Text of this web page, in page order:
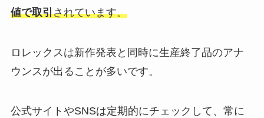
値で取引されています。
ロレックスは新作発表と同時に生産終了品のアナ
ウンスが出ることが多いです。
公式サイトやSNSは定期的にチェックして、常に